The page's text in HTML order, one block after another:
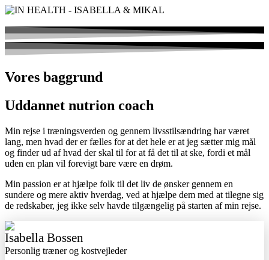
Vores baggrund
Uddannet nutrion coach
Min rejse i træningsverden og gennem livsstilsændring har været
lang, men hvad der er fælles for at det hele er at jeg sætter mig mål
og finder ud af hvad der skal til for at få det til at ske, fordi et mål
uden en plan vil forevigt bare være en drøm.
Min passion er at hjælpe folk til det liv de ønsker gennem en
sundere og mere aktiv hverdag, ved at hjælpe dem med at tilegne sig
de redskaber, jeg ikke selv havde tilgængelig på starten af min rejse.
Isabella Bossen
Personlig træner og kostvejleder